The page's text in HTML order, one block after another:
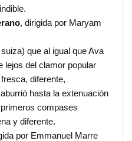
, dirigida por Maryam
que al igual que Ava
lejos del clamor popular
diferente,
hasta la extenuación
compases
y diferente.
por Emmanuel Marre